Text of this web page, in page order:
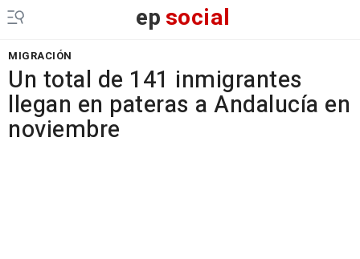
epsocial
MIGRACIÓN
Un total de 141 inmigrantes
llegan en pateras a Andalucía en
noviembre